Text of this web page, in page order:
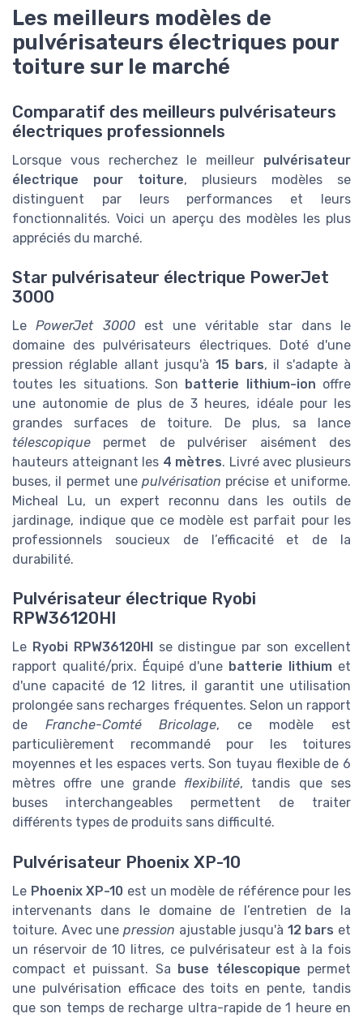
Les meilleurs modèles de
pulvérisateurs électriques pour
toiture sur le marché
Comparatif des meilleurs pulvérisateurs
électriques professionnels
Lorsque vous recherchez le meilleur pulvérisateur
électrique pour toiture, plusieurs modèles se
distinguent par leurs performances et leurs
fonctionnalités. Voici un aperçu des modèles les plus
appréciés du marché.
Star pulvérisateur électrique PowerJet
3000
LePowerJet 3000est une véritable star dans le
domaine des pulvérisateurs électriques. Doté d'une
pression réglable allant jusqu'à 15 bars, il s'adapte à
toutes les situations. Son batterie lithium-ion offre
une autonomie de plus de 3 heures, idéale pour les
grandes surfaces de toiture. De plus, sa lance
télescopique permet de pulvériser aisément des
hauteurs atteignant les 4 mètres. Livré avec plusieurs
buses, il permet unepulvérisation précise et uniforme.
Micheal Lu, un expert reconnu dans les outils de
jardinage, indique que ce modèle est parfait pour les
professionnels soucieux de l’efficacité et de la
durabilité.
Pulvérisateur électrique Ryobi
RPW36120HI
Le Ryobi RPW36120HI
se distingue par son excellent
rapport qualité/prix. Équipé d'une batterie lithium et
d'une capacité de 12 litres, il garantit une utilisation
prolongée sans recharges fréquentes. Selon un rapport
de Franche-Comté Bricolage, ce modèle est
particulièrement recommandé pour les toitures
moyennes et les espaces verts. Son tuyau flexible de 6
mètres offre une grande flexibilité, tandis que ses
buses interchangeables permettent de traiter
différents types de produits sans difficulté.
Pulvérisateur Phoenix XP-10
Le Phoenix XP-10 est un modèle de référence pour les
intervenants dans le domaine de l’entretien de la
toiture. Avec une pression ajustable jusqu'à 12 bars et
un réservoir de 10 litres, ce pulvérisateur est à la fois
compact et puissant. Sa buse télescopique permet
une pulvérisation efficace des toits en pente, tandis
que son temps de recharge ultra-rapide de 1 heure en